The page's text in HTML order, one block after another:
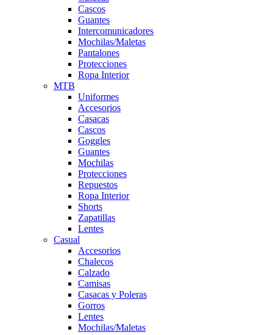
Cascos
Guantes
Intercomunicadores
Mochilas/Maletas
Pantalones
Protecciones
Ropa Interior
MTB
Uniformes
Accesorios
Casacas
Cascos
Goggles
Guantes
Mochilas
Protecciones
Repuestos
Ropa Interior
Shorts
Zapatillas
Lentes
Casual
Accesorios
Chalecos
Calzado
Camisas
Casacas y Poleras
Gorros
Lentes
Mochilas/Maletas